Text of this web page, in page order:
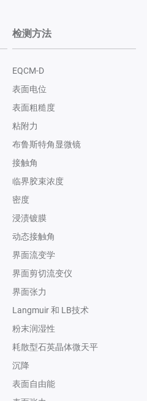
检测方法
EQCM-D
表面电位
表面粗糙度
粘附力
布鲁斯特角显微镜
接触角
临界胶束浓度
密度
浸渍镀膜
动态接触角
界面流变学
界面剪切流变仪
界面张力
Langmuir 和 LB技术
粉末润湿性
耗散型石英晶体微天平
沉降
表面自由能